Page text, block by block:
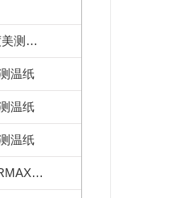
单格测温纸|英国温度美测温纸
温纸
温纸
温纸
6格测温纸|英国THERMAX测温纸